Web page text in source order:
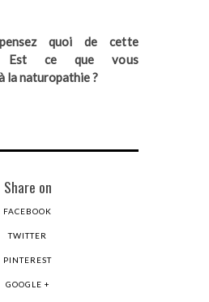
quoi de cette
Est ce que vous
la naturopathie ?
Share on
FACEBOOK
TWITTER
PINTEREST
GOOGLE +